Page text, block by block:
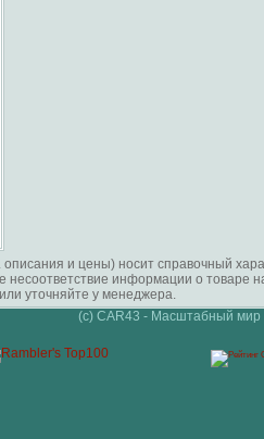
описания и цены) носит справочный
несоответствие информации о
уточняйте у менеджера.
(c) CAR43 - Масштабный мир